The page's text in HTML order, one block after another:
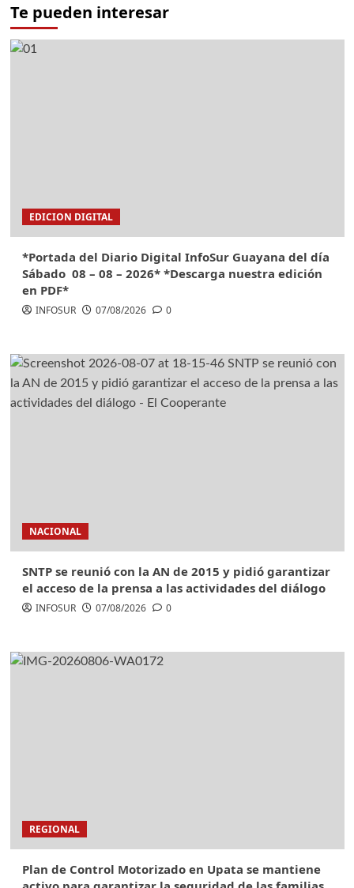
Te pueden interesar
EDICION DIGITAL
*Portada del Diario Digital InfoSur Guayana del día
Sábado 08 – 08 – 2026* *Descarga nuestra edición
en PDF*
INFOSUR 07/08/2026 0
NACIONAL
SNTP se reunió con la AN de 2015 y pidió garantizar
el acceso de la prensa a las actividades del diálogo
INFOSUR 07/08/2026 0
REGIONAL
Plan de Control Motorizado en Upata se mantiene